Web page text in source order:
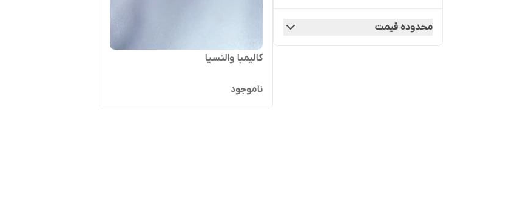
محدوده قیمت
کالیمبا والنسیا
ناموجود